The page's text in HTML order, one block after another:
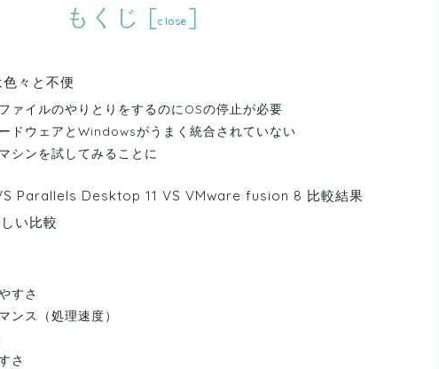
もくじ [close ]
々と不便
ァイルのやりとりをするのにOSの停止が必要
ドウェアとWindowsがうまく統合されていない
シンを試してみることに
Parallels Desktop 11 VS VMware fusion 8 比較結果
い比較
すさ
ンス（処理速度）
さ